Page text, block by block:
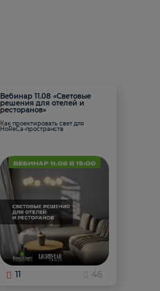
Вебинар 11.08 «Световые
решения для отелей и
ресторанов»
Как проектировать свет для
HoReCa-пространств
11 46